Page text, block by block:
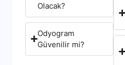
Olacak?
Odyogram
Güvenilir mi?